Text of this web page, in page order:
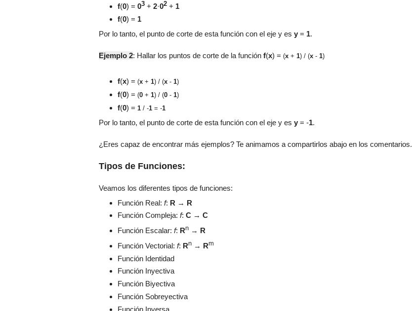
f(0) = 03 + 2·02 + 1
f(0) = 1
Por lo tanto, el punto de corte de esta función con el eje y es y = 1.
Ejemplo 2: Hallar los puntos de corte de la función f(x) = (x + 1) / (x - 1)
f(x) = (x+ 1) / (x -1)
f(0) = (0+ 1) / (0 -1)
f(0) = 1 / -1 = -1
Por lo tanto, el punto de corte de esta función con el eje y es y = -1.
¿Eres capaz de encontrar más ejemplos? Te animamos a compartirlos abajo en los comentarios.
Tipos de Funciones:
Veamos los diferentes tipos de funciones:
Función Real: f: R → R
Función Compleja: f: C→ C
Función Escalar: f: Rn→ R
Función Vectorial: f: Rn→ Rm
Función Identidad
Función Inyectiva
Función Biyectiva
Función Sobreyectiva
Función Inversa